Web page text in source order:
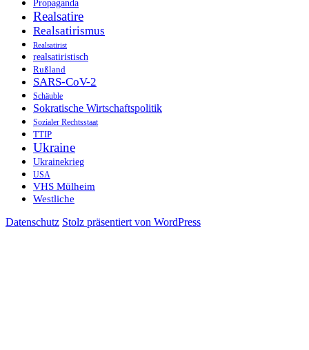
Propaganda
Realsatire
Realsatirismus
Realsatirist
realsatiristisch
Rußland
SARS-CoV-2
Schäuble
Sokratische Wirtschaftspolitik
Sozialer Rechtsstaat
TTIP
Ukraine
Ukrainekrieg
USA
VHS Mülheim
Westliche
Datenschutz Stolz präsentiert von WordPress